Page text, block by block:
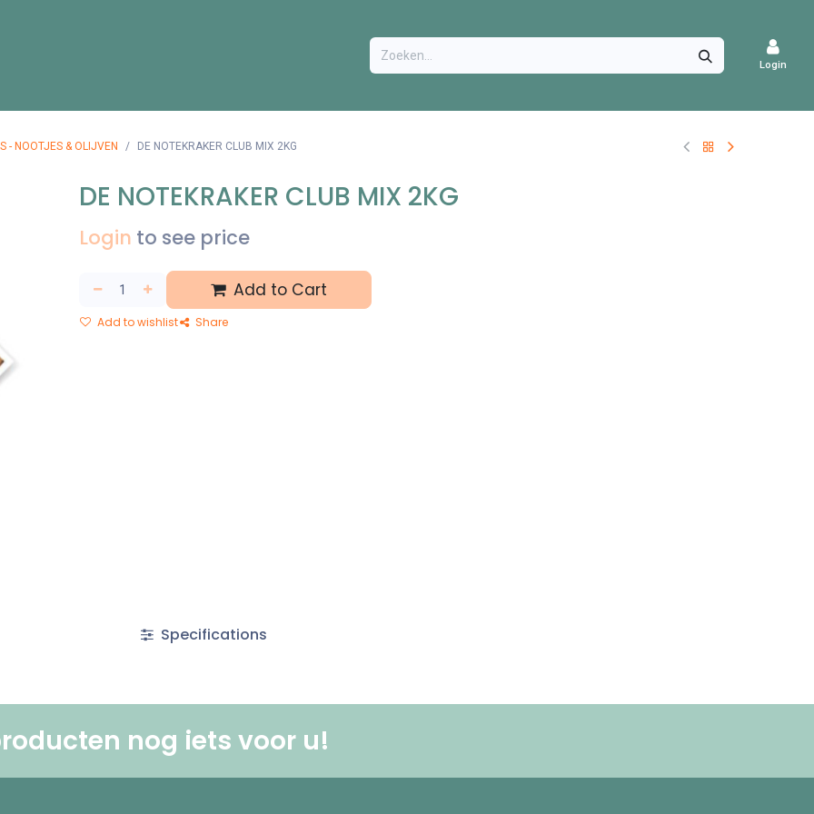
VACATURES
Login
- NOOTJES & OLIJVEN DE NOTEKRAKER CLUB MIX 2KG
DE NOTEKRAKER CLUB MIX 2KG
Login to see price
Add to Cart
Add to wishlist Share
Specifications
nog iets voor u!